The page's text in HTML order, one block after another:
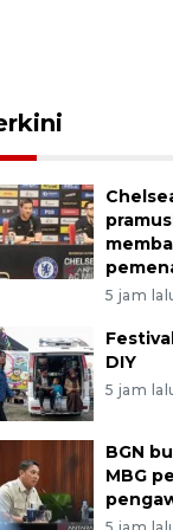
5 jam
DIY
5 jam
BGN
MBG